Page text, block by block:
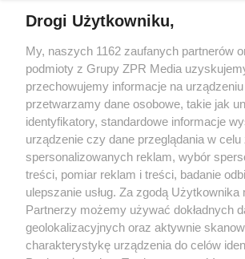
Żaden utwór zamieszczony w serwisie nie może być
rozpowszechniany lub dalej rozpowszechniany w
tym także elektroniczny lub mechaniczny) na
eksploatacji w jakiejkolwiek formie, włącznie z
bez pisemnej zgody właściciela praw. Jakiekolwiek
wykorzystanie utworów w całości lub w części z
bez właściwej zgody, jest zabronione pod groźbą
prawnie.
Drogi Użytkowniku,
My, naszych 1162 zaufanych partnerów
podmioty z Grupy ZPR Media
przechowujemy informacje na
przetwarzamy dane osobowe, takie jak
identyfikatory, standardowe informacje
urządzenie czy dane przeglądania w celu
spersonalizowanych reklam, wybór
treści, pomiar reklam i treści, badanie
ulepszanie usług. Za zgodą Użytkownika
Partnerzy możemy używać dokładnych
geolokalizacyjnych oraz aktywnie
charakterystykę urządzenia do celów